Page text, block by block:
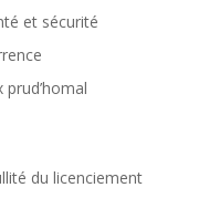
et sécurité
du licenciement